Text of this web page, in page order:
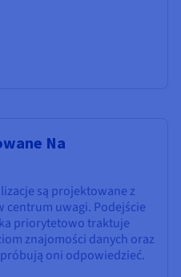
Na
są projektowane z
uwagi. Podejście
priorytetowo traktuje
znajomości danych oraz
oni odpowiedzieć.